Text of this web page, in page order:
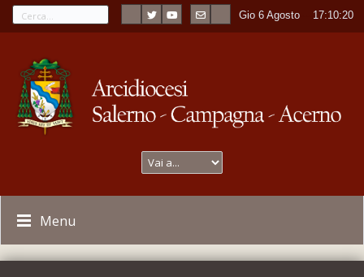
Gio 6 Agosto 17:10:20
Menu